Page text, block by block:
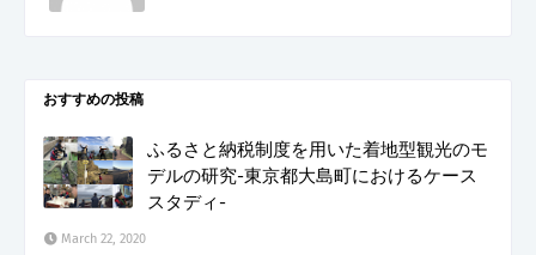
おすすめの投稿
ふるさと納税制度を用いた着地型観光のモ
デルの研究-東京都大島町におけるケース
スタディ-
March 22, 2020